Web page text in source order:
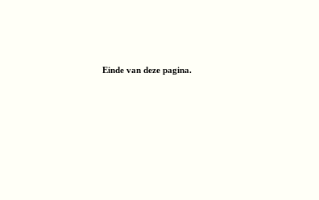
Einde van deze pagina.